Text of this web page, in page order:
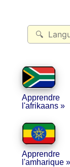
Apprendre
l'afrikaans »
Apprendre
l'amharique »